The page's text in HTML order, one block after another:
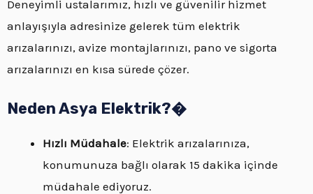
Deneyimli ustalarımız, hızlı ve güvenilir hizmet
anlayışıyla adresinize gelerek tüm elektrik
arızalarınızı, avize montajlarınızı, pano ve sigorta
arızalarınızı en kısa sürede çözer.
Neden Asya Elektrik?�
Hızlı Müdahale: Elektrik arızalarınıza,
konumunuza bağlı olarak 15 dakika içinde
müdahale ediyoruz.